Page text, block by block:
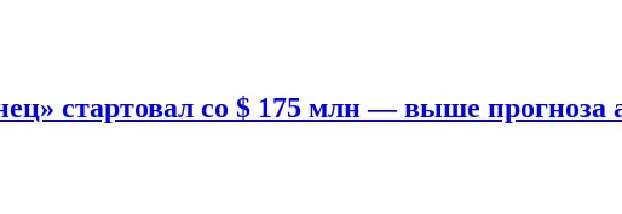
стартовал со $ 175 млн — выше прогноза